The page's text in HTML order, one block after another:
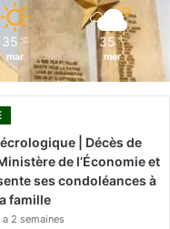
35 ℃
mar
35 ℃
mer
| Décès de
de l’Économie et
ses condoléances à
famille
2 semaines